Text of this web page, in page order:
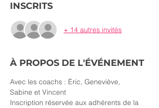
INSCRITS
+ 14 autres invités
À PROPOS DE L'ÉVÉNEMENT
Avec les coachs : Éric, Geneviève,
Sabine et Vincent
Inscription réservée aux adhérents de la